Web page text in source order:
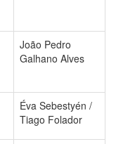
João Pedro
Galhano Alves
Éva Sebestyén /
Tiago Folador